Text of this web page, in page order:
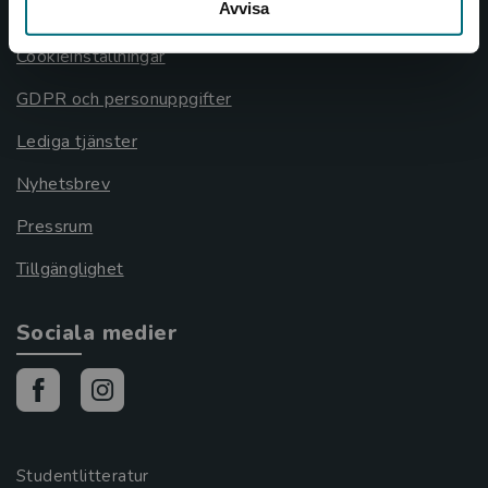
Avvisa
Cookieinställningar
GDPR och personuppgifter
Lediga tjänster
Nyhetsbrev
Pressrum
Tillgänglighet
Sociala medier
Studentlitteratur